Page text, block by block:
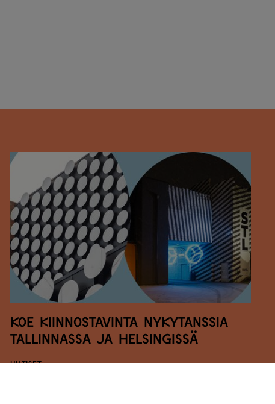
Koe kiinnostavinta nykytanssia
Tallinnassa ja Helsingissä
UUTISET